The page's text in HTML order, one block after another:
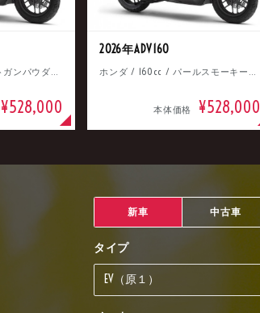
ホンダ / 160cc / マットガンパウダーブラックメタリック
¥528,000
2026年ADV160
ホンダ / 160cc / パールスモーキーグレー
本体価格 ¥528,000
新車 中古車
タイプ